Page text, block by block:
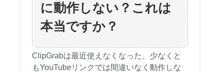
に動作しない？これは
本当ですか？
ClipGrabは最近使えなくなった、少なくと
もYouTubeリンクでは間違いなく動作しな